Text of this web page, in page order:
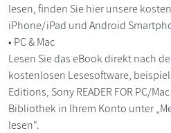
lesen, finden Sie hier unsere
iPhone/iPad und Android
• PC & Mac
Lesen Sie das eBook direkt nach
kostenlosen Lesesoftware,
Editions, Sony READER FOR PC/
Bibliothek in Ihrem Konto unter
lesen“.